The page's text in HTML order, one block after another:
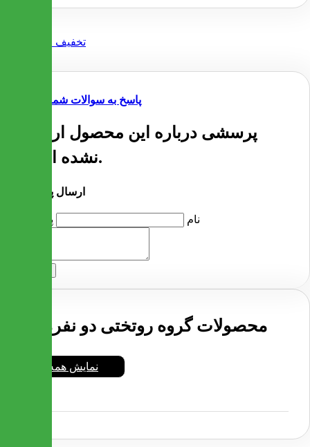
پاسخ به سوالات شما
پرسشی درباره این محصول ارسال
نشده است.
ارسال پرسش
نام پرسش
محصولات گروه روتختی دو نفره
نمایش همه